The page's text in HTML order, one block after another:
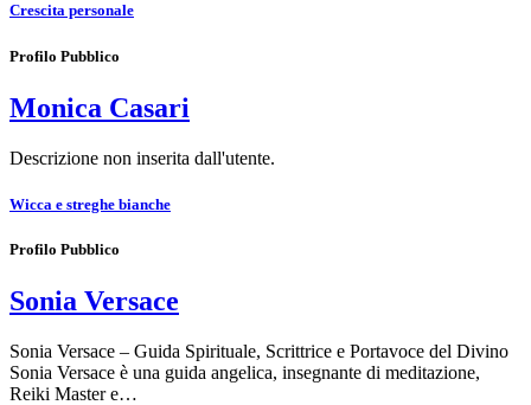
Crescita personale
Profilo Pubblico
Monica Casari
Descrizione non inserita dall'utente.
Wicca e streghe bianche
Profilo Pubblico
Sonia Versace
Sonia Versace – Guida Spirituale, Scrittrice e Portavoce del Divino
Sonia Versace è una guida angelica, insegnante di meditazione,
Reiki Master e…